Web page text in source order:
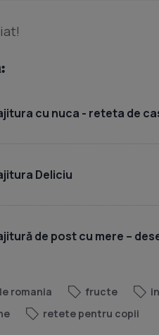
cu nuca - reteta de
Deliciu
de post cu mere –
romania fructe
retete pentru copii